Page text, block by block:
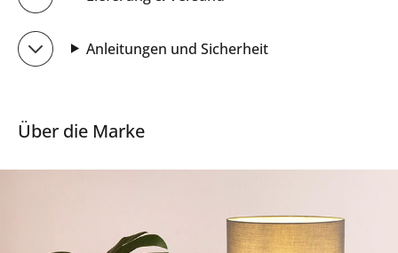
Anleitungen und Sicherheit
Über die Marke